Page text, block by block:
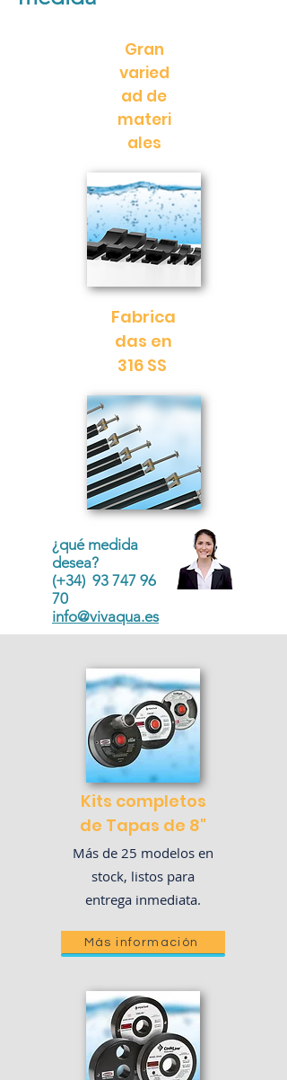
Gran
varied
ad de
materi
ales
Fabrica
das en
316 SS
¿qué medida
desea?
(+34) 93 747 96
70
info@vivaqua.es
Kits completos
de Tapas de 8"
Más de 25 modelos en
stock, listos para
entrega inmediata.
Más información